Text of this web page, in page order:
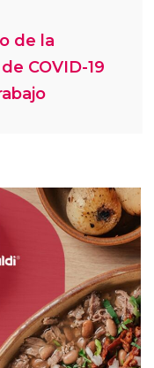
de la
COVID-19